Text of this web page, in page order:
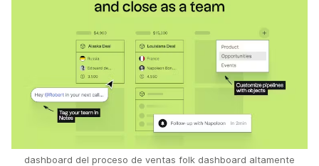
dashboard del proceso de ventas folk dashboard altamente